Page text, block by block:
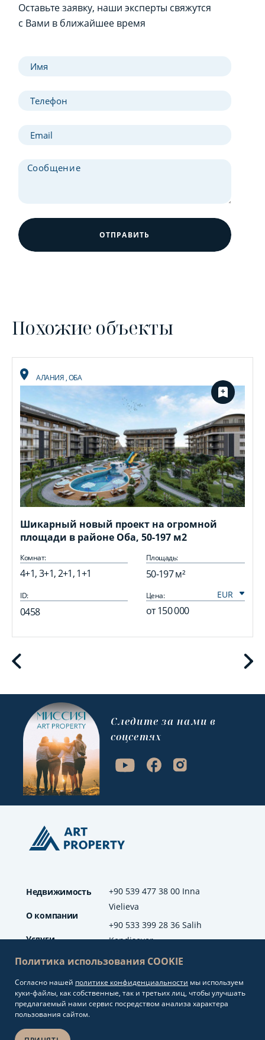
Оставьте заявку, наши эксперты свяжутся
с Вами в ближайшее время
ОТПРАВИТЬ
Похожие объекты
АЛАНИЯ,ОБА
Шикарный новый проект на огромной
площади в районе Оба, 50-197 м2
Комнат:
4+1, 3+1, 2+1, 1+1
Площадь:
50-197 м²
ID:
0458
Цена:
от150 000
+90 539 477 38 00 Inna
Vielieva
+90 533 399 28 36 Salih
Kendisever
info@artproperty.net
Mahmutlar Mah.
Недвижимость
О компании
Услуги
Отзывы
Блог
Cледите за нами в
соцсетях
Политика использования COOKIE
Согласно нашей политике конфиденциальности мы используем
куки-файлы, как собственные, так и третьих лиц, чтобы улучшать
предлагаемый нами сервис посредством анализа характера
пользования сайтом.